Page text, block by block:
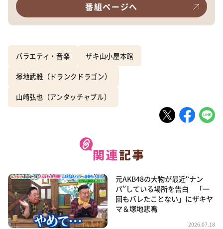
番組ページへ
バラエティ・音楽 ザキ山小屋本館
塚地武雅（ドランクドラゴン）
山崎弘也（アンタッチャブル）
元AKB48の大物が最近“ナン
パ”している場所を告白 「一
回もバレたことない」にザキヤ
マ＆塚地悲鳴
2026.07.18